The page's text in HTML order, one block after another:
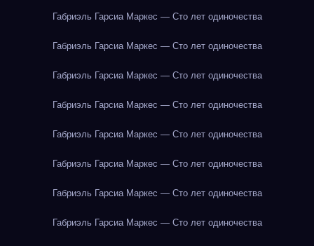
Габриэль Гарсиа Маркес — Сто лет одиночества
Габриэль Гарсиа Маркес — Сто лет одиночества
Габриэль Гарсиа Маркес — Сто лет одиночества
Габриэль Гарсиа Маркес — Сто лет одиночества
Габриэль Гарсиа Маркес — Сто лет одиночества
Габриэль Гарсиа Маркес — Сто лет одиночества
Габриэль Гарсиа Маркес — Сто лет одиночества
Габриэль Гарсиа Маркес — Сто лет одиночества